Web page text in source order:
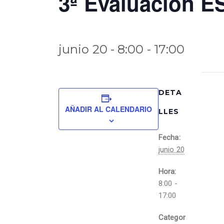
junio 20 - 8:00 - 17:00
AÑADIR AL CALENDARIO
DETA
LLES
Fecha:
junio 20
Hora:
8:00 -
17:00
Categor